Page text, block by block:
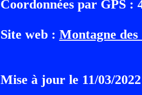
Coordonnées par GPS :
Site web : Montagne des
Mise à jour le 11/03/2022